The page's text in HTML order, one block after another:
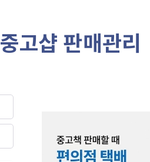
중고샵 판매관리